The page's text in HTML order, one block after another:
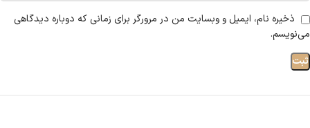
ذخیره نام، ایمیل و وبسایت من در مرورگر برای زمانی که دوباره دیدگاهی
می‌نویسم.